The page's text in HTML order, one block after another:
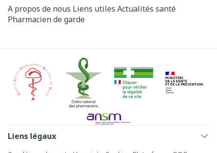
A propos de nous Liens utiles Actualités santé
Pharmacien de garde
Liens légaux